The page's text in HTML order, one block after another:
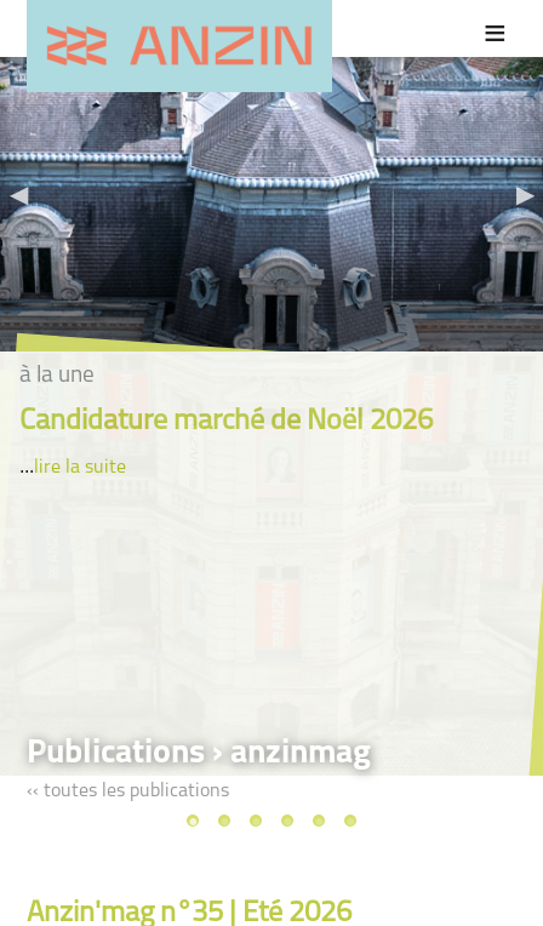
Publications › anzinmag
à la une
Candidature marché de Noël 2026
... lire la suite
‹‹ toutes les publications
Anzin'mag n°35 | Été 2026